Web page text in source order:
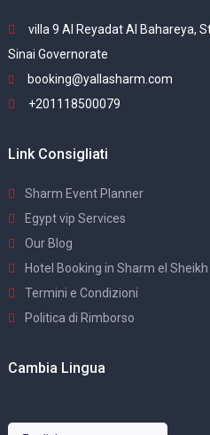
villa 9 Al Reyadat Al Bahareya,
Sinai Governorate
booking@yallasharm.com
+201118500079
Link Consigliati
Sharm Event Planner
Egypt vip Services
Our Blog
Hotel Booking in Sharm el Sheikh
Termini e Condizioni
Politica di Rimborso
Cambia Lingua